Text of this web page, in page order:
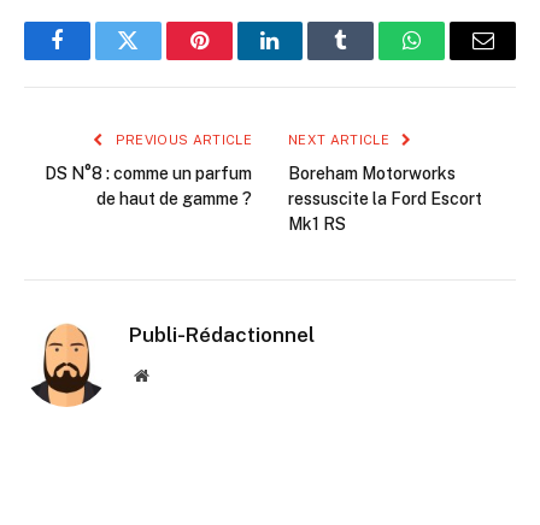
FacebookTwitter PinterestLinkedInTumblr WhatsAppEmail
PREVIOUS ARTICLE
DS N°8 : comme un parfum
de haut de gamme ?
NEXT ARTICLE
Boreham Motorworks
ressuscite la Ford Escort
Mk1 RS
Publi-Rédactionnel
Website